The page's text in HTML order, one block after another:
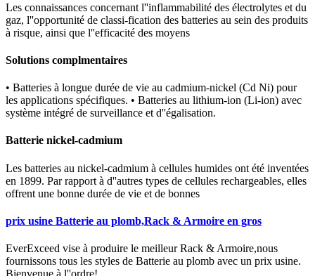
Les connaissances concernant l''inflammabilité des électrolytes et du
gaz, l''opportunité de classi-fication des batteries au sein des produits
à risque, ainsi que l''efficacité des moyens
Solutions complmentaires
• Batteries à longue durée de vie au cadmium-nickel (Cd Ni) pour
les applications spécifiques. • Batteries au lithium-ion (Li-ion) avec
système intégré de surveillance et d''égalisation.
Batterie nickel-cadmium
Les batteries au nickel-cadmium à cellules humides ont été inventées
en 1899. Par rapport à d''autres types de cellules rechargeables, elles
offrent une bonne durée de vie et de bonnes
prix usine Batterie au plomb,Rack & Armoire en gros
EverExceed vise à produire le meilleur Rack & Armoire,nous
fournissons tous les styles de Batterie au plomb avec un prix usine.
Bienvenue à l''ordre!